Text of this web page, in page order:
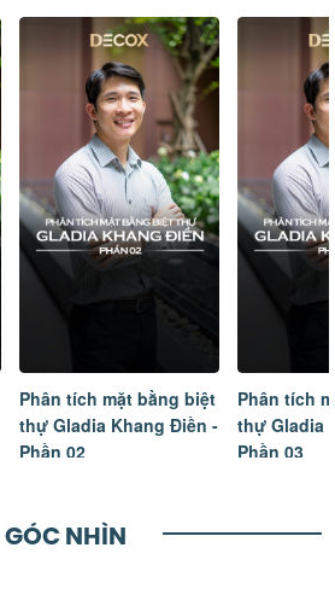
Phân tích mặt bằng biệt
thự Gladia Khang Điền -
Phần 03
Tâm sự
ngôi nhà
hoàn thiện
GÓC NHÌN